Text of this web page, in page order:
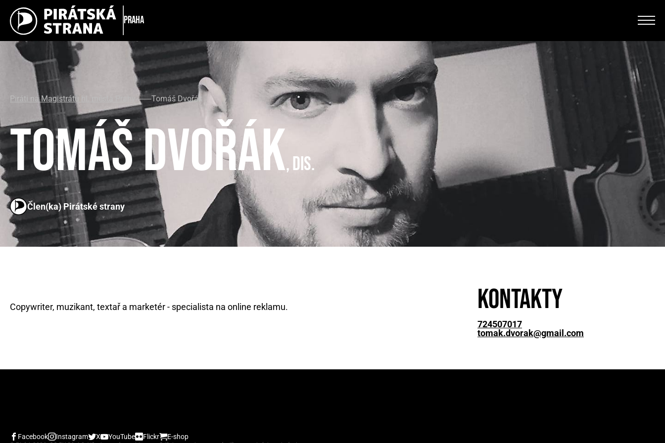
Praha
Piráti na Magistrátu hl. města Prahy Tomáš Dvořák
Tomáš Dvořák,DiS.
Člen(ka) Pirátské strany
Kontakty
724507017
tomak.dvorak@gmail.com
Facebook Instagram X YouTube Flickr E-shop